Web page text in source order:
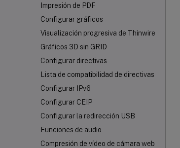
Impresión de PDF
Configurar gráficos
Visualización progresiva de Thinwire
Gráficos 3D sin GRID
Configurar directivas
Lista de compatibilidad de directivas
Configurar IPv6
Configurar CEIP
Configurar la redirección USB
Funciones de audio
Compresión de vídeo de cámara web